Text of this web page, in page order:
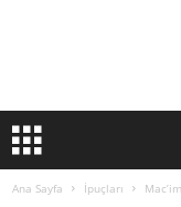
Ana Sayfa İpuçları